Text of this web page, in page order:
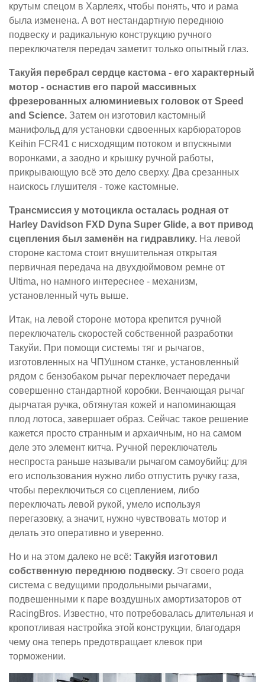
крутым спецом в Харлеях, чтобы понять, что и рама
была изменена. А вот нестандартную переднюю
подвеску и радикальную конструкцию ручного
переключателя передач заметит только опытный глаз.
Такуйя перебрал сердце кастома - его характерный
мотор - оснастив его парой массивных
фрезерованных алюминиевых головок от Speed
and Science. Затем он изготовил кастомный
манифольд для установки сдвоенных карбюраторов
Keihin FCR41 с нисходящим потоком и впускными
воронками, а заодно и крышку ручной работы,
прикрывающую всё это дело сверху. Два срезанных
наискось глушителя - тоже кастомные.
Трансмиссия у мотоцикла осталась родная от
Harley Davidson FXD Dyna Super Glide, а вот привод
сцепления был заменён на гидравлику. На левой
стороне кастома стоит внушительная открытая
первичная передача на двухдюймовом ремне от
Ultima, но намного интереснее - механизм,
установленный чуть выше.
Итак, на левой стороне мотора крепится ручной
переключатель скоростей собственной разработки
Такуйи. При помощи системы тяг и рычагов,
изготовленных на ЧПУшном станке, установленный
рядом с бензобаком рычаг переключает передачи
совершенно стандартной коробки. Венчающая рычаг
дырчатая ручка, обтянутая кожей и напоминающая
плод лотоса, завершает образ. Сейчас такое решение
кажется просто странным и архаичным, но на самом
деле это элемент китча. Ручной переключатель
неспроста раньше называли рычагом самоубийц: для
его использования нужно либо отпустить ручку газа,
чтобы переключиться со сцеплением, либо
переключать левой рукой, умело используя
перегазовку, а значит, нужно чувствовать мотор и
делать это оперативно и уверенно.
Но и на этом далеко не всё: Такуйя изготовил
собственную переднюю подвеску. Эт своего рода
система с ведущими продольными рычагами,
подвешенными к паре воздушных амортизаторов от
RacingBros. Известно, что потребовалась длительная и
кропотливая настройка этой конструкции, благодаря
чему она теперь предотвращает клевок при
торможении.